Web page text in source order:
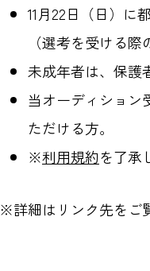
11月22日（日）に
（選考を受ける
未成年者は、保護
当オーディション
ただける方。
※利用規約を了承
※詳細はリンク先をご